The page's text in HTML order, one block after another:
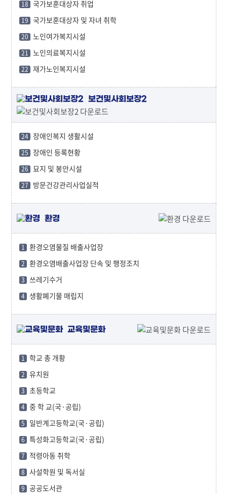
18 국가보훈대상자 취업
19 국가보훈대상자 및 자녀 취학
20 노인여가복지시설
21 노인의료복지시설
22 재가노인복지시설
보건및사회보장2
24 장애인복지 생활시설
25 장애인 등록현황
26 묘지 및 봉안시설
27 방문건강관리사업실적
환경
1 환경오염물질 배출사업장
2 환경오염배출사업장 단속 및 행정조치
3 쓰레기수거
4 생활폐기물 매립지
교육및문화
1 학교 총 개황
2 유치원
3 초등학교
4 중 학 교(국·공립)
5 일반계고등학교(국·공립)
6 특성화고등학교(국·공립)
7 적령아동 취학
8 사설학원 및 독서실
9 공공도서관